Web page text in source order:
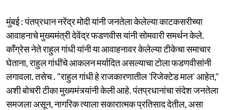
मुंबई : पंतप्रधान नरेंद्र मोदी यांनी जनतेला केलेल्या काटकसरीच्या
आवाहनाचे मुख्यमंत्री देवेंद्र फडणवीस यांनी सोमवारी समर्थन केले.
काँग्रेस नेते राहुल गांधी यांनी या आवाहनावर केलेल्या टीकेचा समाचार
घेताना, राहुल गांधींचे आकलन मर्यादित असल्याचा टोला फडणवीसांनी
लगावला. तसेच . "राहुल गांधी हे राजकारणातील 'रिजेक्टेड माल' आहेत,"
अशी बोचरी टीका मुख्यमंत्र्यांनी केली आहे. पंतप्रधानांचा संदेश जनतेला
समजला असून, नागरिक त्याला सकारात्मक प्रतिसाद देतील, असा